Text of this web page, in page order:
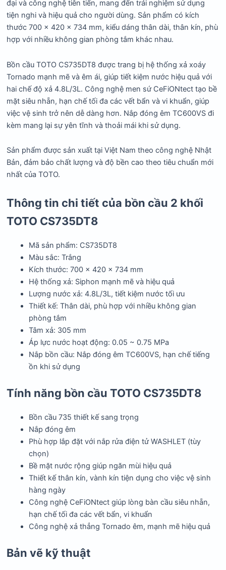
đại và công nghệ tiên tiến, mang đến trải nghiệm sử dụng
tiện nghi và hiệu quả cho người dùng. Sản phẩm có kích
thước 700 x 420 x 734 mm, kiểu dáng thân dài, thân kín, phù
hợp với nhiều không gian phòng tắm khác nhau.
Bồn cầu TOTO CS735DT8 được trang bị hệ thống xả xoáy
Tornado mạnh mẽ và êm ái, giúp tiết kiệm nước hiệu quả với
hai chế độ xả 4.8L/3L. Công nghệ men sứ CeFiONtect tạo bề
mặt siêu nhẵn, hạn chế tối đa các vết bẩn và vi khuẩn, giúp
việc vệ sinh trở nên dễ dàng hơn. Nắp đóng êm TC600VS đi
kèm mang lại sự yên tĩnh và thoải mái khi sử dụng.
Sản phẩm được sản xuất tại Việt Nam theo công nghệ Nhật
Bản, đảm bảo chất lượng và độ bền cao theo tiêu chuẩn mới
nhất của TOTO.
Thông tin chi tiết của bồn cầu 2 khối
TOTO CS735DT8
Mã sản phẩm: CS735DT8
Màu sắc:Trắng
Kích thước: 700 x 420 x 734 mm​
Hệ thống xả: Siphon mạnh mẽ và hiệu quả
Lượng nước xả:4.8L/3L, tiết kiệm nước tối ưu
Thiết kế:Thân dài, phù hợp với nhiều không gian
phòng tắm
Tâm xả: 305 mm
Áp lực nước hoạt động: 0.05 ~ 0.75 MPa
Nắp bồn cầu: Nắp đóng êm TC600VS, hạn chế tiếng
ồn khi sử dụng
Tính năng bồn cầu TOTO CS735DT8
Bồn cầu 735 thiết kế sang trọng
Nắp đóng êm
Phù hợp lắp đặt với nắp rửa điện tử WASHLET (tùy
chọn)
Bề mặt nước rộng giúp ngăn mùi hiệu quả
Thiết kế thân kín, vành kín tiện dụng cho việc vệ sinh
hàng ngày
Công nghệ CeFiONtect giúp lòng bàn cầu siêu nhẵn,
hạn chế tối đa các vết bẩn, vi khuẩn
Công nghệ xả thẳng Tornado êm, mạnh mẽ hiệu quả
Bản vẽ kỹ thuật